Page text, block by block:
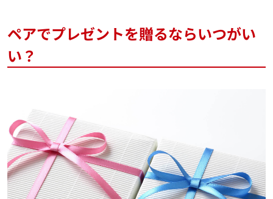
ペアでプレゼントを贈るならいつがい
い？